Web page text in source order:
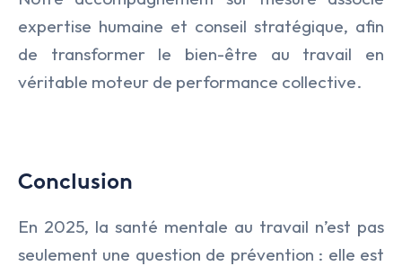
expertise humaine et conseil stratégique, afin
de transformer le bien-être au travail en
véritable moteur de performance collective.
Conclusion
En 2025, la santé mentale au travail n’est pas
seulement une question de prévention : elle est